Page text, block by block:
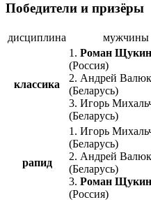
Победители и призёры
дисциплина мужчины
классика
1. Роман Щукин
(Россия)
2. Андрей Валюк
(Беларусь)
3. Игорь
(Беларусь)
рапид
1. Игорь
(Беларусь)
2. Андрей Валюк
(Беларусь)
3. Роман Щукин
(Россия)